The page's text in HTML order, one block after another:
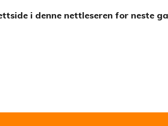
i denne nettleseren for neste